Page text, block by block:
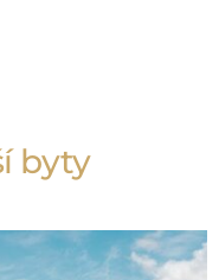
byty